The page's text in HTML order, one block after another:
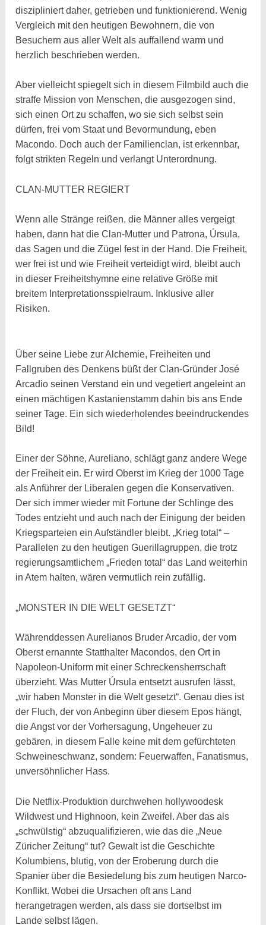
diszipliniert daher, getrieben und funktionierend. Wenig
Vergleich mit den heutigen Bewohnern, die von
Besuchern aus aller Welt als auffallend warm und
herzlich beschrieben werden.
Aber vielleicht spiegelt sich in diesem Filmbild auch die
straffe Mission von Menschen, die ausgezogen sind,
sich einen Ort zu schaffen, wo sie sich selbst sein
dürfen, frei vom Staat und Bevormundung, eben
Macondo. Doch auch der Familienclan, ist erkennbar,
folgt strikten Regeln und verlangt Unterordnung.
CLAN-MUTTER REGIERT
Wenn alle Stränge reißen, die Männer alles vergeigt
haben, dann hat die Clan-Mutter und Patrona, Úrsula,
das Sagen und die Zügel fest in der Hand. Die Freiheit,
wer frei ist und wie Freiheit verteidigt wird, bleibt auch
in dieser Freiheitshymne eine relative Größe mit
breitem Interpretationsspielraum. Inklusive aller
Risiken.
Über seine Liebe zur Alchemie, Freiheiten und
Fallgruben des Denkens büßt der Clan-Gründer José
Arcadio seinen Verstand ein und vegetiert angeleint an
einen mächtigen Kastanienstamm dahin bis ans Ende
seiner Tage. Ein sich wiederholendes beeindruckendes
Bild!
Einer der Söhne, Aureliano, schlägt ganz andere Wege
der Freiheit ein. Er wird Oberst im Krieg der 1000 Tage
als Anführer der Liberalen gegen die Konservativen.
Der sich immer wieder mit Fortune der Schlinge des
Todes entzieht und auch nach der Einigung der beiden
Kriegsparteien ein Aufständler bleibt. „Krieg total“ –
Parallelen zu den heutigen Guerillagruppen, die trotz
regierungsamtlichem „Frieden total“ das Land weiterhin
in Atem halten, wären vermutlich rein zufällig.
„MONSTER IN DIE WELT GESETZT“
Währenddessen Aurelianos Bruder Arcadio, der vom
Oberst ernannte Statthalter Macondos, den Ort in
Napoleon-Uniform mit einer Schreckensherrschaft
überzieht. Was Mutter Úrsula entsetzt ausrufen lässt,
„wir haben Monster in die Welt gesetzt“. Genau dies ist
der Fluch, der von Anbeginn über diesem Epos hängt,
die Angst vor der Vorhersagung, Ungeheuer zu
gebären, in diesem Falle keine mit dem gefürchteten
Schweineschwanz, sondern: Feuerwaffen, Fanatismus,
unversöhnlicher Hass.
Die Netflix-Produktion durchwehen hollywoodesk
Wildwest und Highnoon, kein Zweifel. Aber das als
„schwülstig“ abzuqualifizieren, wie das die „Neue
Züricher Zeitung“ tut? Gewalt ist die Geschichte
Kolumbiens, blutig, von der Eroberung durch die
Spanier über die Besiedelung bis zum heutigen Narco-
Konflikt. Wobei die Ursachen oft ans Land
herangetragen werden, als dass sie dortselbst im
Lande selbst lägen.